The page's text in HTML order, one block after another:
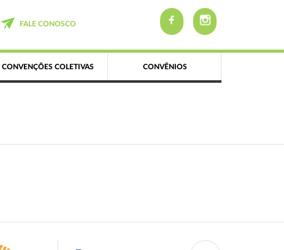
FALE CONOSCO
CONVENÇÕES COLETIVAS CONVÊNIOS